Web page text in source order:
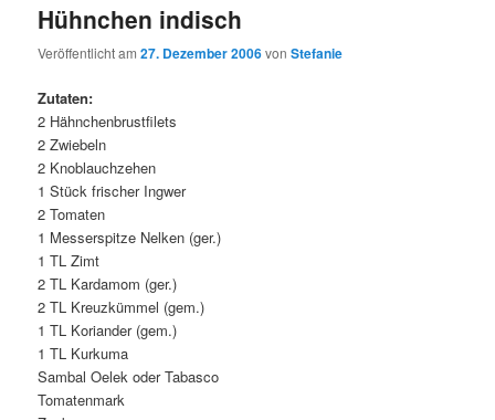
Hühnchen indisch
Veröffentlicht am27. Dezember 2006vonStefanie
Zutaten:
2 Hähnchenbrustfilets
2 Zwiebeln
2 Knoblauchzehen
1 Stück frischer Ingwer
2 Tomaten
1 Messerspitze Nelken (ger.)
1 TL Zimt
2 TL Kardamom (ger.)
2 TL Kreuzkümmel (gem.)
1 TL Koriander (gem.)
1 TL Kurkuma
Sambal Oelek oder Tabasco
Tomatenmark